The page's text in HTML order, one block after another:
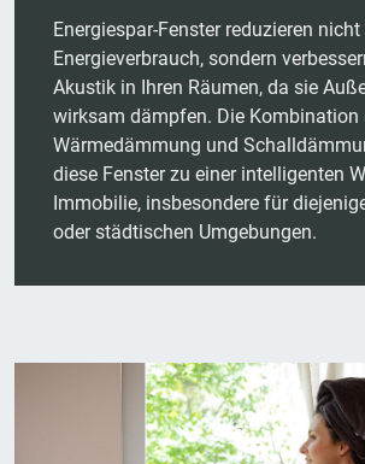
Energiespar-Fenster reduzieren nicht
Energieverbrauch, sondern
Akustik in Ihren Räumen, da sie
wirksam dämpfen. Die Kombination
Wärmedämmung und
diese Fenster zu einer intelligenten
Immobilie, insbesondere für
oder städtischen Umgebungen.